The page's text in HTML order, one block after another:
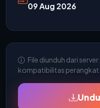
09 Aug 2026
File diunduh dari
kompatibilitas perangkat